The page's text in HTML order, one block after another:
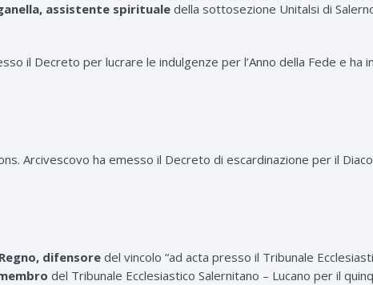
assistente spirituale della sottosezione Unitalsi di
il Decreto per lucrare le indulgenze per l’Anno della Fede e
Arcivescovo ha emesso il Decreto di escardinazione per il
difensore del vincolo “ad acta presso il Tribunale
del Tribunale Ecclesiastico Salernitano – Lucano per il